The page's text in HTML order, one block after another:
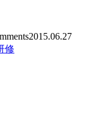
2015.06.27
修